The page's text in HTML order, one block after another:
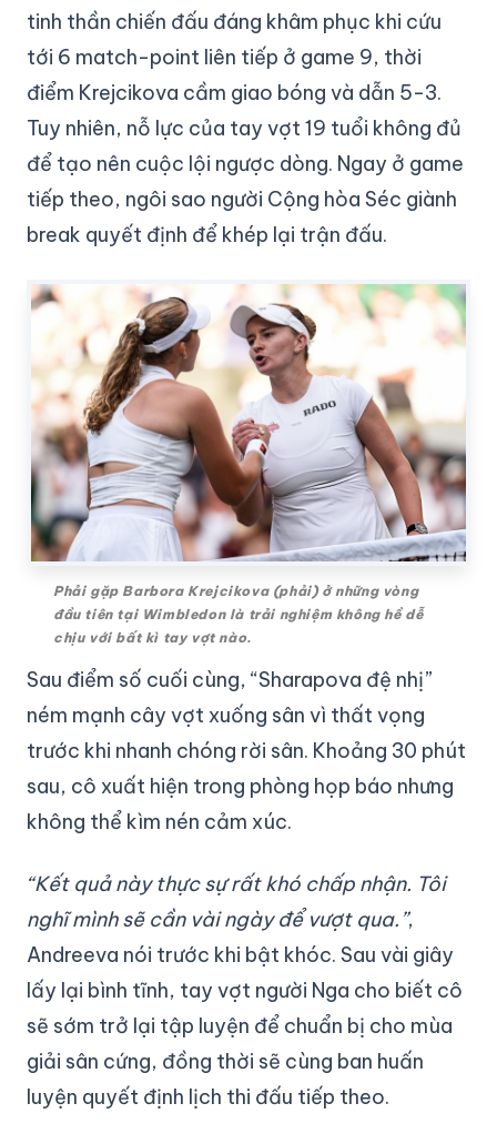
tinh thần chiến đấu đáng khâm phục khi cứu
tới 6 match-point liên tiếp ở game 9, thời
điểm Krejcikova cầm giao bóng và dẫn 5-3.
Tuy nhiên, nỗ lực của tay vợt 19 tuổi không đủ
để tạo nên cuộc lội ngược dòng. Ngay ở game
tiếp theo, ngôi sao người Cộng hòa Séc giành
break quyết định để khép lại trận đấu.
Phải gặp Barbora Krejcikova (phải) ở những vòng
đầu tiên tại Wimbledon là trải nghiệm không hề dễ
chịu với bất kì tay vợt nào.
Sau điểm số cuối cùng, “Sharapova đệ nhị”
ném mạnh cây vợt xuống sân vì thất vọng
trước khi nhanh chóng rời sân. Khoảng 30 phút
sau, cô xuất hiện trong phòng họp báo nhưng
không thể kìm nén cảm xúc.
“Kết quả này thực sự rất khó chấp nhận. Tôi
nghĩ mình sẽ cần vài ngày để vượt qua.”,
Andreeva nói trước khi bật khóc. Sau vài giây
lấy lại bình tĩnh, tay vợt người Nga cho biết cô
sẽ sớm trở lại tập luyện để chuẩn bị cho mùa
giải sân cứng, đồng thời sẽ cùng ban huấn
luyện quyết định lịch thi đấu tiếp theo.